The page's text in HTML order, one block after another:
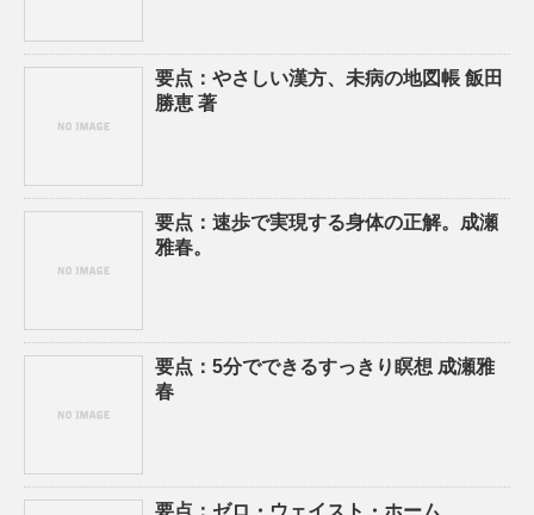
要点：やさしい漢方、未病の地図帳 飯田
勝恵 著
要点：速歩で実現する身体の正解。成瀬
雅春。
要点：5分でできるすっきり瞑想 成瀬雅
春
要点：ゼロ・ウェイスト・ホーム